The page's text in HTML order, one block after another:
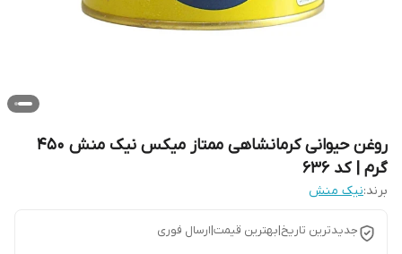
روغن حیوانی کرمانشاهی ممتاز میکس نیک منش 450
گرم | کد 636
برند:نیک منش
جدیدترین تاریخ|بهترین قیمت|ارسال فوری